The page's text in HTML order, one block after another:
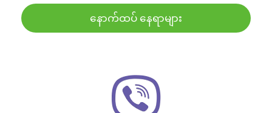
နောက်ထပ် နေရာများ